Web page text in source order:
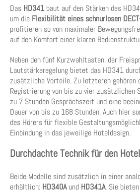
Das HD341baut auf den Stärken des
um die Flexibilität eines schnurlosen
profitieren so von maximaler
auf den Komfort einer klaren
Neben den fünf Kurzwahltasten, der
Lautstärkeregelung bietet das HD341
zusätzliche Vorteile. Zu letzteren gehören
Registrierung von bis zu vier zusätzlichen
zu 7 Stunden Gesprächszeit und eine
Dauer von bis zu 168 Stunden. Auch hier
des Hörers für flexible
Einbindung in das jeweilige Hoteldesign.
Durchdachte Technik für den
Beide Modelle sind zusätzlich in einer
erhältlich: HD340Aund HD341A. Sie